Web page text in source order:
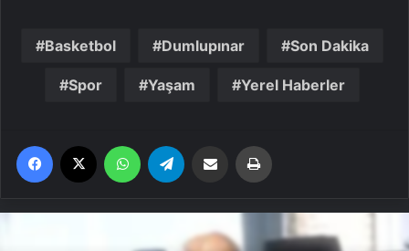
Basketbol Dumlupınar Son Dakika
Spor Yaşam Yerel Haberler
Facebook WhatsApp Email'den paylaş